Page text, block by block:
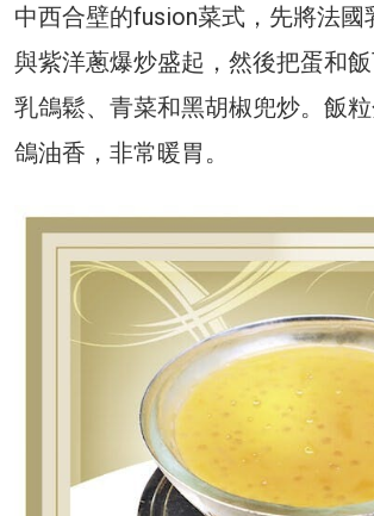
中西合壁的fusion菜式，先將法國
與紫洋蔥爆炒盛起，然後把蛋和
乳鴿鬆、青菜和黑胡椒兜炒。飯
鴿油香，非常暖胃。